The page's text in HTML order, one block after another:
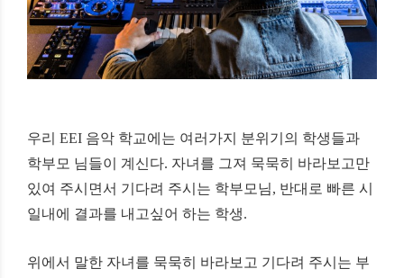
우리 EEI 음악 학교에는 여러가지 분위기의 학생들과
학부모 님들이 계신다. 자녀를 그져 묵묵히 바라보고만
있여 주시면서 기다려 주시는 학부모님, 반대로 빠른 시
일내에 결과를 내고싶어 하는 학생.
위에서 말한 자녀를 묵묵히 바라보고 기다려 주시는 부